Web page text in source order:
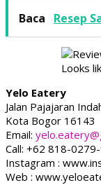
Baca Resep
Looks
Yelo Eatery
Jalan Pajajaran
Kota Bogor 16143
Email:
Call: +62 818-
Instagram :
Web :